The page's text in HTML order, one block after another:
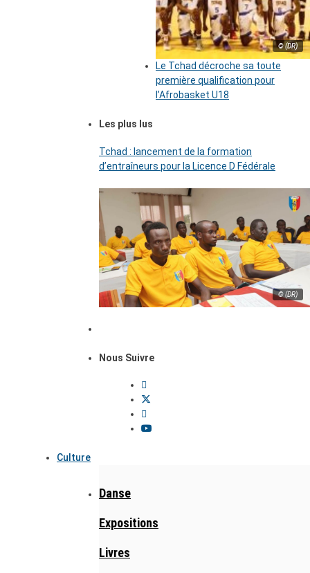
© (DR)
Le Tchad décroche sa toute
première qualification pour
l’Afrobasket U18
Les plus lus
Tchad : lancement de la formation
d’entraîneurs pour la Licence D Fédérale
© (DR)
Nous Suivre
Culture
Danse
Expositions
Livres